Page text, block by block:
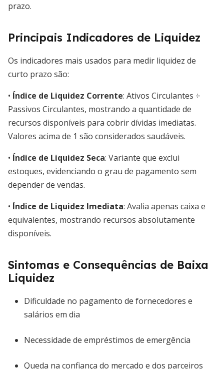
prazo.
Principais Indicadores de Liquidez
Os indicadores mais usados para medir liquidez de
curto prazo são:
• Índice de Liquidez Corrente: Ativos Circulantes ÷
Passivos Circulantes, mostrando a quantidade de
recursos disponíveis para cobrir dívidas imediatas.
Valores acima de 1 são considerados saudáveis.
• Índice de Liquidez Seca: Variante que exclui
estoques, evidenciando o grau de pagamento sem
depender de vendas.
• Índice de Liquidez Imediata: Avalia apenas caixa e
equivalentes, mostrando recursos absolutamente
disponíveis.
Sintomas e Consequências de Baixa
Liquidez
Dificuldade no pagamento de fornecedores e
salários em dia
Necessidade de empréstimos de emergência
Queda na confiança do mercado e dos parceiros